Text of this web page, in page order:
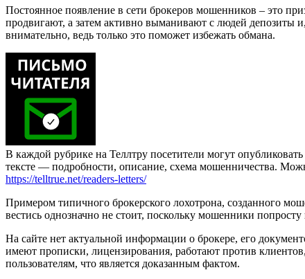
Постоянное появление в сети брокеров мошенников – это
продвигают, а затем активно выманивают с людей депозиты
внимательно, ведь только это поможет избежать обмана.
В каждой рубрике на Теллтру посетители могут
тексте — подробности, описание, схема мошенничества.
https://telltrue.net/readers-letters/
Примером типичного брокерского лохотрона, созданного
вестись однозначно не стоит, поскольку мошенники
На сайте нет актуальной информации о брокере, его
имеют прописки, лицензирования, работают против
пользователям, что является доказанным фактом.